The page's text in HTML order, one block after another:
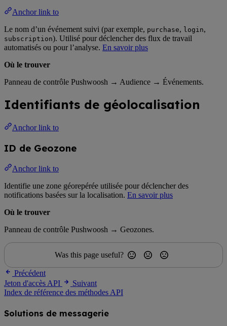
Anchor link to
Le nom d’un événement suivi (par exemple, purchase, login,
subscription). Utilisé pour déclencher des flux de travail
automatisés ou pour l’analyse. En savoir plus
Où le trouver
Panneau de contrôle Pushwoosh → Audience → Événements.
Identifiants de géolocalisation
Anchor link to
ID de Geozone
Anchor link to
Identifie une zone géorepérée utilisée pour déclencher des
notifications basées sur la localisation. En savoir plus
Où le trouver
Panneau de contrôle Pushwoosh → Geozones.
Was this page useful?
Précédent
Jeton d'accès API
Suivant
Index de référence des méthodes API
Solutions de messagerie